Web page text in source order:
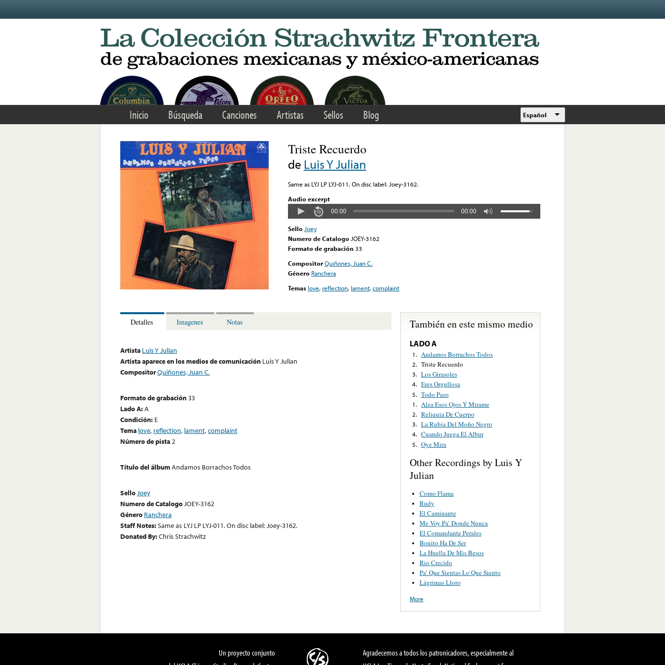
Inicio Búsqueda Canciones Artistas Sellos Blog Español
Triste Recuerdo
de Luis Y Julian
Same as LYJ LP LYJ-011. On disc label: Joey-3162.
Audio excerpt
00:00 00:00
Sello Joey
Numero de Catalogo JOEY-3162
Formato de grabación 33
CompositorQuiñones, Juan C.
Género Ranchera
Temas love, reflection, lament,complaint
Detalles Imagenes Notas
Artista Luis Y Julian
Artista aparece en los medios de comunicación Luis Y Julian
CompositorQuiñones, Juan C.
Formato de grabación33
Lado A:A
Condición: E
Tema love, reflection, lament,complaint
Número de pista2
Título del álbumAndamos Borrachos Todos
SelloJoey
Numero de CatalogoJOEY-3162
Género Ranchera
Staff Notes:Same as LYJ LP LYJ-011. On disc label: Joey-3162.
Donated By:Chris Strachwitz
También en este mismo medio
LADO A
1. Andamos Borrachos Todos
2. Triste Recuerdo
3. Los Girasoles
4. Eres Orgullosa
5. Todo Paso
1. Alza Esos Ojos Y Mirame
2. Reliquia De Cuerpo
3. La Rubia Del Moño Negro
4. Cuando Juega El Albur
5. Oye Mira
Other Recordings by Luis Y
Julian
Como Flama
Rudy
El Caminante
Me Voy Pa’ Donde Nunca
El Comandante Perales
Bonito Ha De Ser
La Huella De Mis Besos
Rio Crecido
Pa’ Que Sientas Lo Que Siento
Lágrimas Lloro
More
Un proyecto conjunto
Agradecemos a todos los patronicadores, especialmente al